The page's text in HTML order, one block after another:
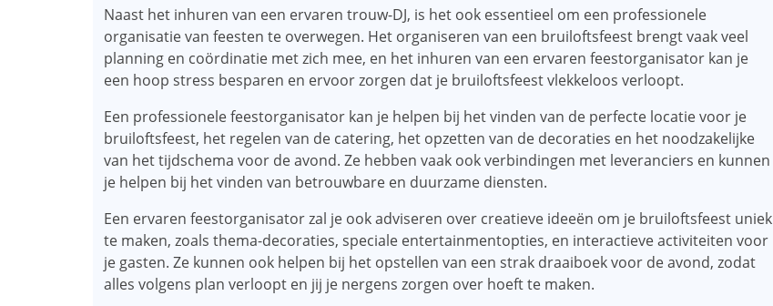
Naast het inhuren van een ervaren trouw-DJ, is het ook essentieel om een ​​professionele
organisatie van feesten te overwegen. Het organiseren van een bruiloftsfeest brengt vaak veel
planning en coördinatie met zich mee, en het inhuren van een ervaren feestorganisator kan je
een hoop stress besparen en ervoor zorgen dat je bruiloftsfeest vlekkeloos verloopt.
Een professionele feestorganisator kan je helpen bij het vinden van de perfecte locatie voor je
bruiloftsfeest, het regelen van de catering, het opzetten van de decoraties en het noodzakelijke
van het tijdschema voor de avond. Ze hebben vaak ook verbindingen met leveranciers en kunnen
je helpen bij het vinden van betrouwbare en duurzame diensten.
Een ervaren feestorganisator zal je ook adviseren over creatieve ideeën om je bruiloftsfeest uniek
te maken, zoals thema-decoraties, speciale entertainmentopties, en interactieve activiteiten voor
je gasten. Ze kunnen ook helpen bij het opstellen van een strak draaiboek voor de avond, zodat
alles volgens plan verloopt en jij je nergens zorgen over hoeft te maken.